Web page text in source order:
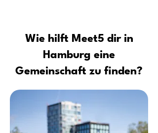
Wie hilft Meet5 dir in
Hamburg eine
Gemeinschaft zu finden?